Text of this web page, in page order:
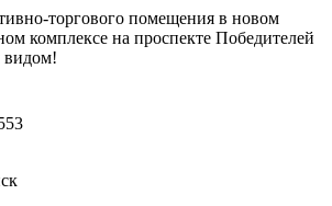
торгового помещения в новом
комплексе на проспекте Победителей
видом!